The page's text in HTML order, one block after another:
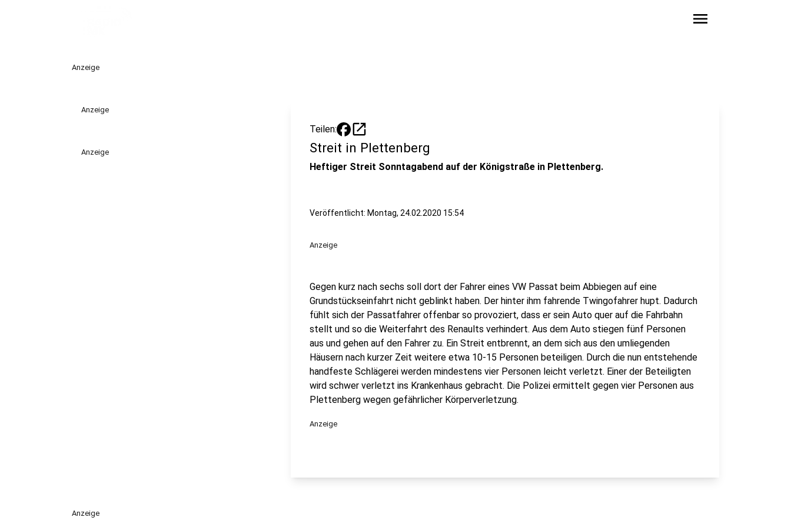
menu
Anzeige
Anzeige
Anzeige
Teilen: open_in_new
Streit in Plettenberg
Heftiger Streit Sonntagabend auf der Königstraße in Plettenberg.
Veröffentlicht: Montag, 24.02.2020 15:54
Anzeige
Gegen kurz nach sechs soll dort der Fahrer eines VW Passat beim Abbiegen auf eine
Grundstückseinfahrt nicht geblinkt haben. Der hinter ihm fahrende Twingofahrer hupt. Dadurch
fühlt sich der Passatfahrer offenbar so provoziert, dass er sein Auto quer auf die Fahrbahn
stellt und so die Weiterfahrt des Renaults verhindert. Aus dem Auto stiegen fünf Personen
aus und gehen auf den Fahrer zu. Ein Streit entbrennt, an dem sich aus den umliegenden
Häusern nach kurzer Zeit weitere etwa 10-15 Personen beteiligen. Durch die nun entstehende
handfeste Schlägerei werden mindestens vier Personen leicht verletzt. Einer der Beteiligten
wird schwer verletzt ins Krankenhaus gebracht. Die Polizei ermittelt gegen vier Personen aus
Plettenberg wegen gefährlicher Körperverletzung.
Anzeige
Anzeige